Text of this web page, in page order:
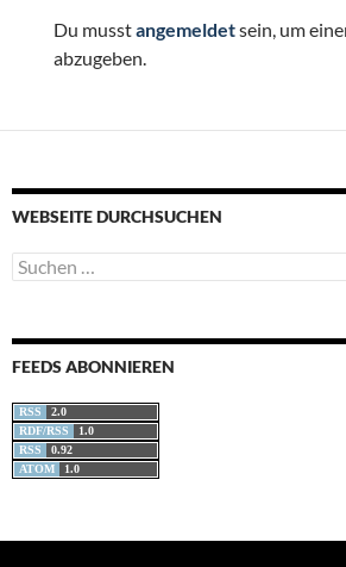
Du musstangemeldetsein, um
abzugeben.
WEBSEITE DURCHSUCHEN
Suchen
nach:
FEEDS ABONNIEREN
RSS
2.0
RDF/RSS
1.0
RSS
0.92
ATOM
1.0